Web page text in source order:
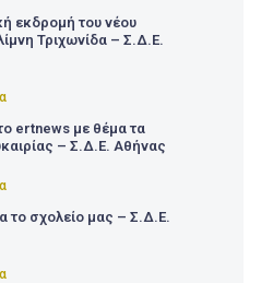
εκδρομή του νέου
Τριχωνίδα – Σ.Δ.Ε.
ertnews με θέμα τα
– Σ.Δ.Ε. Αθήνας
το σχολείο μας – Σ.Δ.Ε.